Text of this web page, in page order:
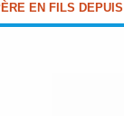
EN FILS